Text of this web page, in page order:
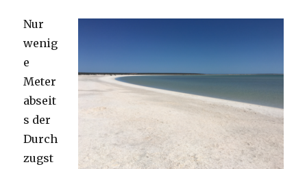
Nur
wenig
e
Meter
abseit
s der
Durch
zugst